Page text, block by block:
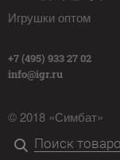
Игрушки оптом
+7 (495) 933 27 02
info@igr.ru
© 2018 «Симбат»